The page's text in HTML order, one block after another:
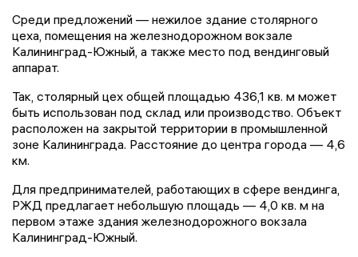
Среди предложений — нежилое здание столярного
цеха, помещения на железнодорожном вокзале
Калининград-Южный, а также место под вендинговый
аппарат.
Так, столярный цех общей площадью 436,1 кв. м может
быть использован под склад или производство. Объект
расположен на закрытой территории в промышленной
зоне Калининграда. Расстояние до центра города — 4,6
км.
Для предпринимателей, работающих в сфере вендинга,
РЖД предлагает небольшую площадь — 4,0 кв. м на
первом этаже здания железнодорожного вокзала
Калининград-Южный.